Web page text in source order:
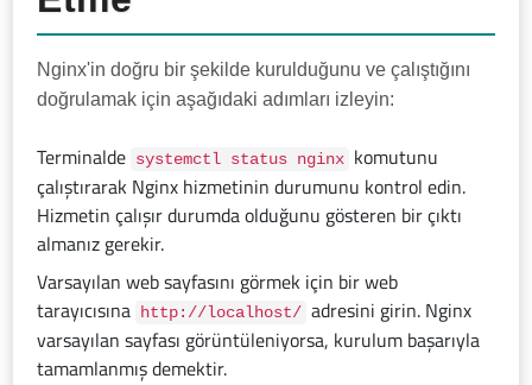
Nginx'in doğru bir şekilde kurulduğunu ve çalıştığını
doğrulamak için aşağıdaki adımları izleyin:
Terminalde systemctl status nginx komutunu
çalıştırarak Nginx hizmetinin durumunu kontrol edin.
Hizmetin çalışır durumda olduğunu gösteren bir çıktı
almanız gerekir.
Varsayılan web sayfasını görmek için bir web
tarayıcısına http://localhost/ adresini girin. Nginx
varsayılan sayfası görüntüleniyorsa, kurulum başarıyla
tamamlanmış demektir.